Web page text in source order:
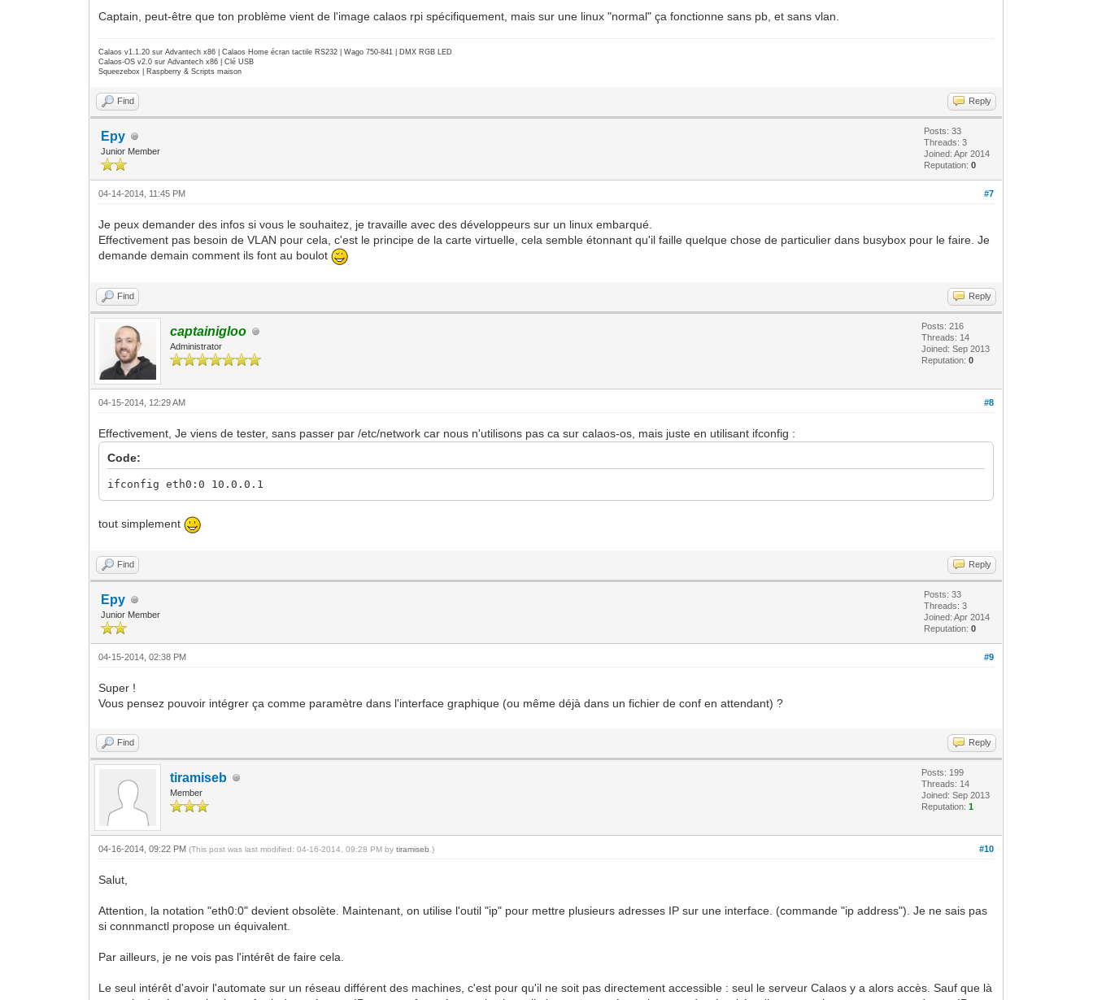
netmask 255.255.255.0
broadcast 192.168.1.255
root@squeezeberry:~# ifconfig
eth0 Link encap:Ethernet HWaddr b8:27:eb:16:01:88
inet addr:192.168.0.27 Bcast:192.168.0.255 Mask:255.255.255.0
UP BROADCAST RUNNING MULTICAST MTU:1500 Metric:1
RX packets:391 errors:0 dropped:0 overruns:0 frame:0
TX packets:115 errors:0 dropped:0 overruns:0 carrier:0
collisions:0 txqueuelen:1000
RX bytes:23738 (23.1 KiB) TX bytes:15095 (14.7 KiB)
eth0:0 Link encap:Ethernet HWaddr b8:27:eb:16:01:88
inet addr:192.168.1.27 Bcast:192.168.1.255 Mask:255.255.255.0
UP BROADCA
Captain, peut-être que ton problème vient de l'image calaos rpi spécifiquement, mais sur une linux "normal" ça fonctionne sans pb, et sans vlan.
Calaos v1.1.20 sur Advantech x86 | Calaos Home écran tactile RS232 | Wago 750-841 | DMX RGB LED
Calaos-OS v2.0 sur Advantech x86 | Clé USB
Squeezebox | Raspberry & Scripts maison
Find Reply
Epy
Junior Member
Posts: 33
Threads: 3
Joined: Apr 2014
Reputation:0
#7
04-14-2014, 11:45 PM
Je peux demander des infos si vous le souhaitez, je travaille avec des développeurs sur un linux embarqué.
Effectivement pas besoin de VLAN pour cela, c'est le principe de la carte virtuelle, cela semble étonnant qu'il faille quelque chose de particulier dans busybox pour le faire. Je
demande demain comment ils font au boulot
Find Reply
captainigloo
Administrator
Posts: 216
Threads: 14
Joined: Sep 2013
Reputation:0
#8
04-15-2014, 12:29 AM
Effectivement, Je viens de tester, sans passer par /etc/network car nous n'utilisons pas ca sur calaos-os, mais juste en utilisant ifconfig :
Code:
ifconfig eth0:0 10.0.0.1
tout simplement
Find Reply
Epy
Junior Member
Posts: 33
Threads: 3
Joined: Apr 2014
Reputation:0
#9
04-15-2014, 02:38 PM
Super !
Vous pensez pouvoir intégrer ça comme paramètre dans l'interface graphique (ou même déjà dans un fichier de conf en attendant) ?
Find Reply
tiramiseb
Member
Posts: 199
Threads: 14
Joined: Sep 2013
Reputation:1
#10
04-16-2014, 09:22 PM(This post was last modified: 04-16-2014, 09:28 PM bytiramiseb .)
Salut,
Attention, la notation "eth0:0" devient obsolète. Maintenant, on utilise l'outil "ip" pour mettre plusieurs adresses IP sur une interface. (commande "ip address"). Je ne sais pas
si connmanctl propose un équivalent.
Par ailleurs, je ne vois pas l'intérêt de faire cela.
Le seul intérêt d'avoir l'automate sur un réseau différent des machines, c'est pour qu'il ne soit pas directement accessible : seul le serveur Calaos y a alors accès. Sauf que là